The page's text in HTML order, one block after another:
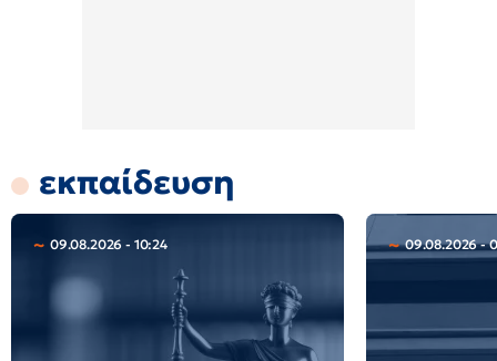
εκπαίδευση
09.08.2026 - 10:24 09.08.2026 -